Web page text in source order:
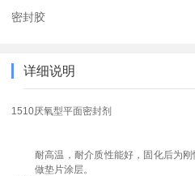
密封胶
详细说明
1510厌氧型平面密封剂
耐高温，耐介质性能好，固化后为
做垫片涂层。